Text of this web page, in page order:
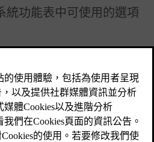
統功能表中可使用的選項
功能表。